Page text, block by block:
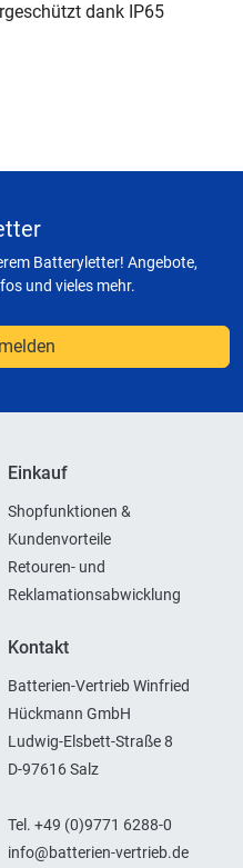
dank IP65
Batteryletter! Angebote,
und vieles mehr.
Einkauf
Shopfunktionen &
Kundenvorteile
Retouren- und
Reklamationsabwicklung
Kontakt
Batterien-Vertrieb Winfried
Hückmann GmbH
Ludwig-Elsbett-Straße 8
D-97616 Salz
Tel. +49 (0)9771 6288-0
info@batterien-vertrieb.de